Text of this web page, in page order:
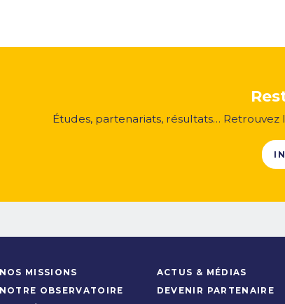
Études, partenariats, résultats…
NOS MISSIONS
NOTRE OBSERVATOIRE
ACTUS & MÉDIAS
DEVENIR PARTENAIRE